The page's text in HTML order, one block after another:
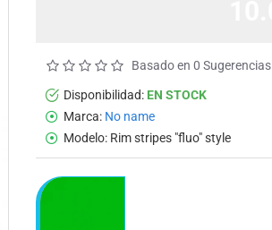
Disponibilidad: EN STOCK
Marca: No name
Modelo: Rim stripes "fluo" style
Basado en 0 Sugerencias